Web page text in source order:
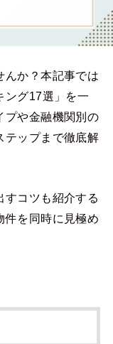
んか？本記事では
ング17選」を一
プや金融機関別の
テップまで徹底解
すコツも紹介する
件を同時に見極め